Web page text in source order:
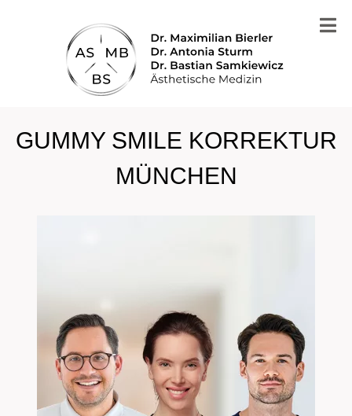
GUMMY SMILE KORREKTUR
MÜNCHEN